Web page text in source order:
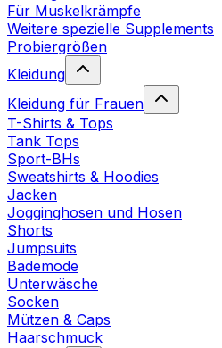
Für Muskelkrämpfe
Weitere spezielle Supplements
Probiergrößen
Kleidung
Kleidung für Frauen
T-Shirts & Tops
Tank Tops
Sport-BHs
Sweatshirts & Hoodies
Jacken
Jogginghosen und Hosen
Shorts
Jumpsuits
Bademode
Unterwäsche
Socken
Mützen & Caps
Haarschmuck